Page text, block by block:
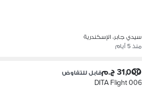
سيدي جابر، الإسكندرية
منذ 5 أيام
31,000 ج.م قابل للتفاوض
DITA Flight 006